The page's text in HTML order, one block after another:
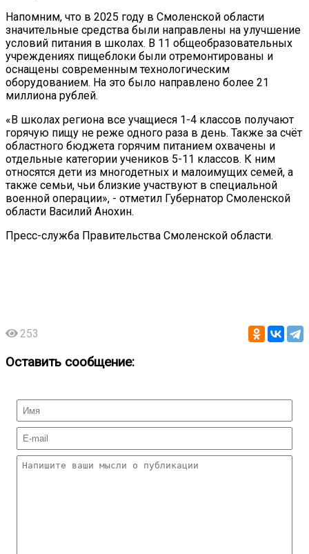
Напомним, что в 2025 году в Смоленской области
значительные средства были направлены на улучшение
условий питания в школах. В 11 общеобразовательных
учреждениях пищеблоки были отремонтированы и
оснащены современным технологическим
оборудованием. На это было направлено более 21
миллиона рублей.
«В школах региона все учащиеся 1-4 классов получают
горячую пищу не реже одного раза в день. Также за счёт
областного бюджета горячим питанием охвачены и
отдельные категории учеников 5-11 классов. К ним
относятся дети из многодетных и малоимущих семей, а
также семьи, чьи близкие участвуют в специальной
военной операции», - отметил Губернатор Смоленской
области Василий Анохин.
Пресс-служба Правительства Смоленской области.
253
Оставить сообщение: